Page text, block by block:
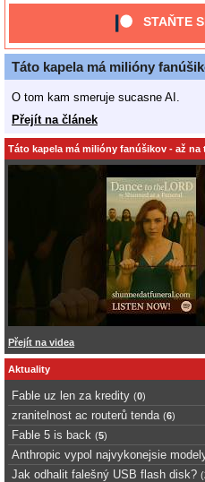
STAŇTE
Táto kapela má milióny
O tom kam smeruje sucasne AI.
Přejít na článek
Táto kapela má milióny fanúšikov - až na
Přejít na videa
Aktuality
Fable uz len za kredity (0)
zranitelnost ac routerů tenda (6)
Fable 5 is back (5)
Anthropic vypol najvykonejsie
Jak odhalit falešný USB flash disk? (